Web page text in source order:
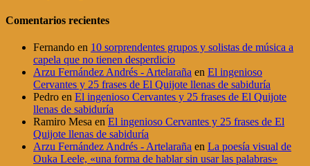
Comentarios recientes
Fernando en 10 sorprendentes grupos y solistas de música a
capela que no tienen desperdicio
Arzu Fernández Andrés - Artelaraña en El ingenioso
Cervantes y 25 frases de El Quijote llenas de sabiduría
Pedro en El ingenioso Cervantes y 25 frases de El Quijote
llenas de sabiduría
Ramiro Mesa en El ingenioso Cervantes y 25 frases de El
Quijote llenas de sabiduría
Arzu Fernández Andrés - Artelaraña en La poesía visual de
Ouka Leele, «una forma de hablar sin usar las palabras»